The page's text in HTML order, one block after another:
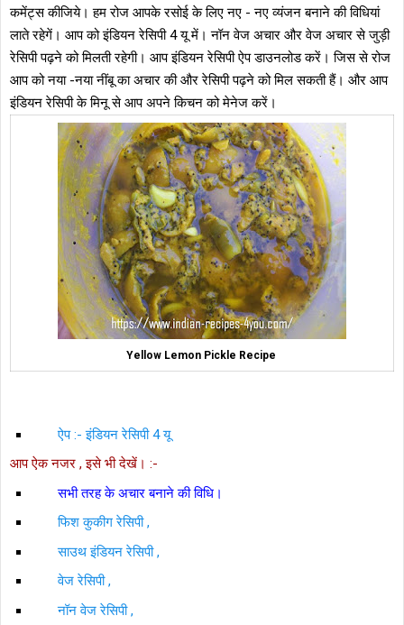
कमेंट्स कीजिये। हम रोज आपके रसोई के लिए नए - नए व्यंजन बनाने की विधियां
लाते रहेगें। आप को इंडियन रेसिपी 4 यू में। नॉन वेज अचार और वेज अचार से जुड़ी
रेसिपी पढ़ने को मिलती रहेगी। आप इंडियन रेसिपी ऐप डाउनलोड करें। जिस से रोज
आप को नया -नया नींबू का अचार की और रेसिपी पढ़ने को मिल सकती हैं। और आप
इंडियन रेसिपी के मिनू से आप अपने किचन को मेनेज करें।
Yellow Lemon Pickle Recipe
ऐप :- इंडियन रेसिपी 4 यू
आप ऐक नजर , इसे भी देखें। :-
सभी तरह के अचार बनाने की विधि।
फिश कुकीग रेसिपी ,
साउथ इंडियन रेसिपी ,
वेज रेसिपी ,
नॉन वेज रेसिपी ,